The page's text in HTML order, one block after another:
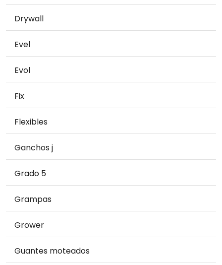
Drywall
Evel
Evol
Fix
Flexibles
Ganchos j
Grado 5
Grampas
Grower
Guantes moteados